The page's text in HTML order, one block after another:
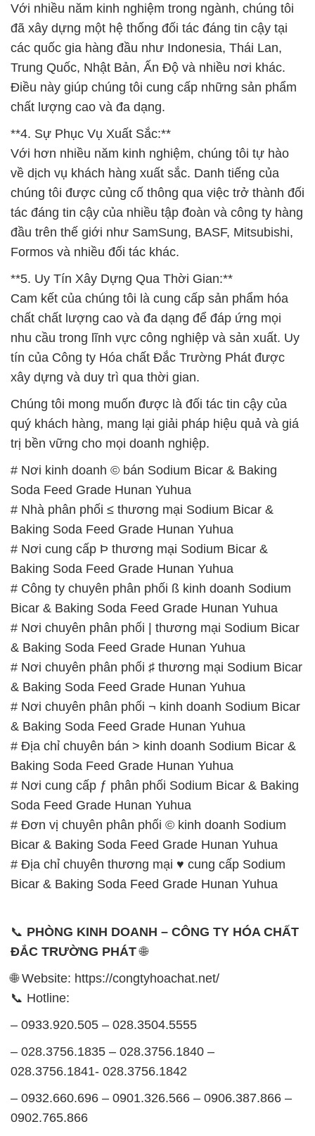
Với nhiều năm kinh nghiệm trong ngành, chúng tôi
đã xây dựng một hệ thống đối tác đáng tin cậy tại
các quốc gia hàng đầu như Indonesia, Thái Lan,
Trung Quốc, Nhật Bản, Ấn Độ và nhiều nơi khác.
Điều này giúp chúng tôi cung cấp những sản phẩm
chất lượng cao và đa dạng.
**4. Sự Phục Vụ Xuất Sắc:**
Với hơn nhiều năm kinh nghiệm, chúng tôi tự hào
về dịch vụ khách hàng xuất sắc. Danh tiếng của
chúng tôi được củng cố thông qua việc trở thành đối
tác đáng tin cậy của nhiều tập đoàn và công ty hàng
đầu trên thế giới như SamSung, BASF, Mitsubishi,
Formos và nhiều đối tác khác.
**5. Uy Tín Xây Dựng Qua Thời Gian:**
Cam kết của chúng tôi là cung cấp sản phẩm hóa
chất chất lượng cao và đa dạng để đáp ứng mọi
nhu cầu trong lĩnh vực công nghiệp và sản xuất. Uy
tín của Công ty Hóa chất Đắc Trường Phát được
xây dựng và duy trì qua thời gian.
Chúng tôi mong muốn được là đối tác tin cậy của
quý khách hàng, mang lại giải pháp hiệu quả và giá
trị bền vững cho mọi doanh nghiệp.
# Nơi kinh doanh © bán Sodium Bicar & Baking
Soda Feed Grade Hunan Yuhua
# Nhà phân phối ≤ thương mại Sodium Bicar &
Baking Soda Feed Grade Hunan Yuhua
# Nơi cung cấp Þ thương mại Sodium Bicar &
Baking Soda Feed Grade Hunan Yuhua
# Công ty chuyên phân phối ß kinh doanh Sodium
Bicar & Baking Soda Feed Grade Hunan Yuhua
# Nơi chuyên phân phối | thương mại Sodium Bicar
& Baking Soda Feed Grade Hunan Yuhua
# Nơi chuyên phân phối ♯ thương mại Sodium Bicar
& Baking Soda Feed Grade Hunan Yuhua
# Nơi chuyên phân phối ¬ kinh doanh Sodium Bicar
& Baking Soda Feed Grade Hunan Yuhua
# Địa chỉ chuyên bán > kinh doanh Sodium Bicar &
Baking Soda Feed Grade Hunan Yuhua
# Nơi cung cấp ƒ phân phối Sodium Bicar & Baking
Soda Feed Grade Hunan Yuhua
# Đơn vị chuyên phân phối © kinh doanh Sodium
Bicar & Baking Soda Feed Grade Hunan Yuhua
# Địa chỉ chuyên thương mại ♥ cung cấp Sodium
Bicar & Baking Soda Feed Grade Hunan Yuhua
📞 PHÒNG KINH DOANH – CÔNG TY HÓA CHẤT
ĐẮC TRƯỜNG PHÁT🌐
🌐 Website: https://congtyhoachat.net/
📞 Hotline:
– 0933.920.505 – 028.3504.5555
– 028.3756.1835 – 028.3756.1840 –
028.3756.1841- 028.3756.1842
– 0932.660.696 – 0901.326.566 – 0906.387.866 –
0902.765.866